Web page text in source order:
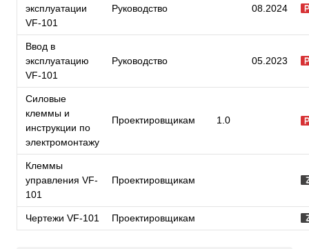
эксплуатации
VF-101
Руководство 08.2024
Ввод в
эксплуатацию
VF-101
Руководство 05.2023
Силовые
клеммы и
инструкции по
электромонтажу
Проектировщикам 1.0
Клеммы
управления VF-
101
Проектировщикам
Чертежи VF-101 Проектировщикам